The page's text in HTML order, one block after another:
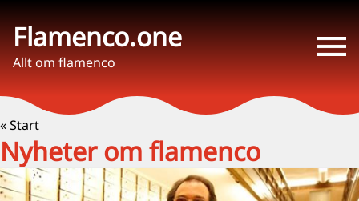
Flamenco.one
Allt om flamenco
« Start
Nyheter om flamenco